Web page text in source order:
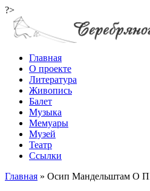
?>
Главная
О проекте
Литература
Живопись
Балет
Музыка
Мемуары
Музей
Театр
Ссылки
Главная » Осип Мандельштам О